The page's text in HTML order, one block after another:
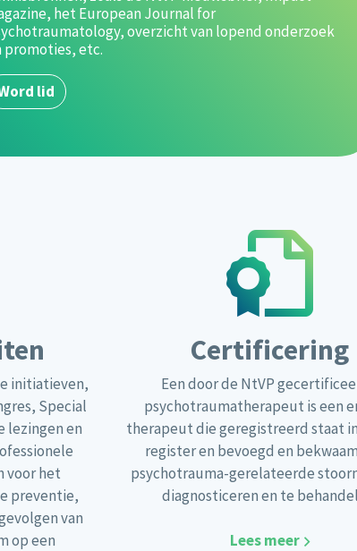
in de gaten voor meer informatie!
Congreswebsite
initiatieven,
Special
lezingen en
voor het
preventie,
van
op een
Certificering
Een door de NtVP
psychotraumatherapeut is een
therapeut die geregistreerd staat
register en bevoegd en
psychotrauma-gerelateerde
diagnosticeren en te
Lees meer